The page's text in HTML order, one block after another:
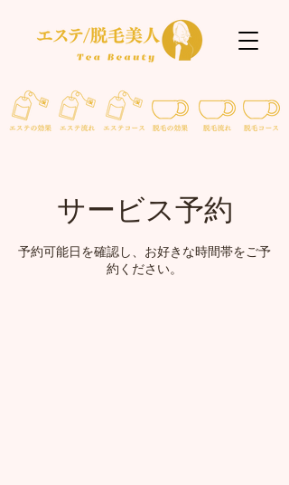
サービス予約
予約可能日を確認し、お好きな時間帯をご予
約ください。